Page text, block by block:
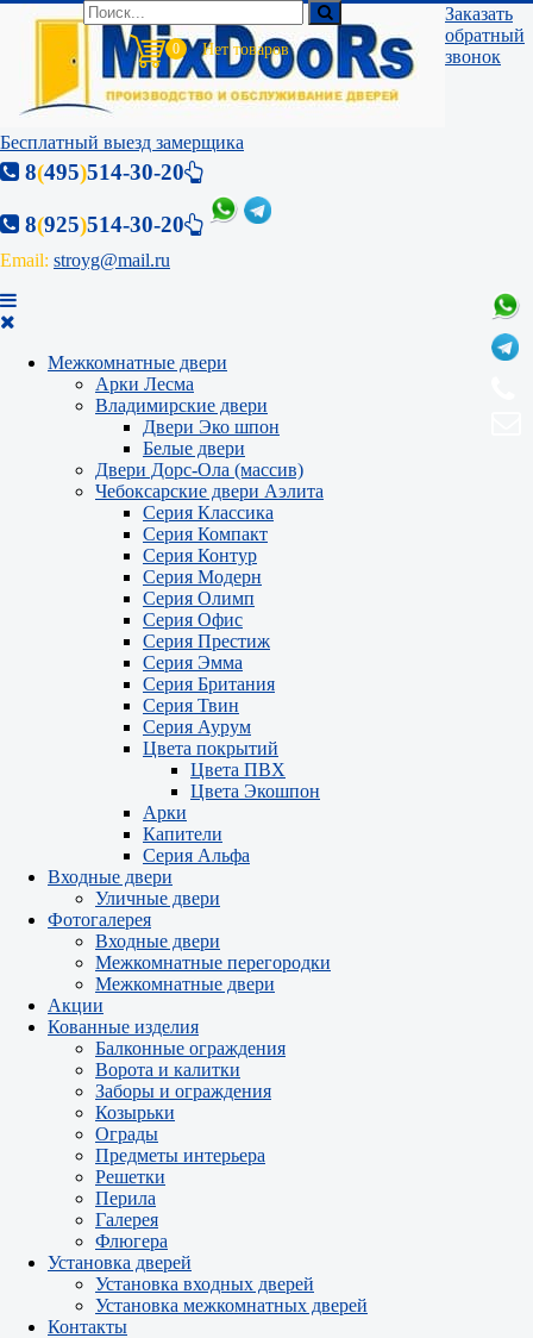
Заказать
обратный
звонок
Бесплатный выезд замерщика
8(495)514-30-20
8(925)514-30-20
Email: stroyg@mail.ru
0
Межкомнатные двери
Арки Лесма
Владимирские двери
Двери Эко шпон
Белые двери
Двери Дорс-Ола (массив)
Чебоксарские двери Аэлита
Серия Классика
Серия Компакт
Серия Контур
Серия Модерн
Серия Олимп
Серия Офис
Серия Престиж
Серия Эмма
Серия Британия
Серия Твин
Серия Аурум
Цвета покрытий
Цвета ПВХ
Цвета Экошпон
Арки
Капители
Серия Альфа
Входные двери
Уличные двери
Фотогалерея
Входные двери
Межкомнатные перегородки
Межкомнатные двери
Акции
Кованные изделия
Балконные ограждения
Ворота и калитки
Заборы и ограждения
Козырьки
Ограды
Предметы интерьера
Решетки
Перила
Галерея
Флюгера
Установка дверей
Установка входных дверей
Установка межкомнатных дверей
Контакты